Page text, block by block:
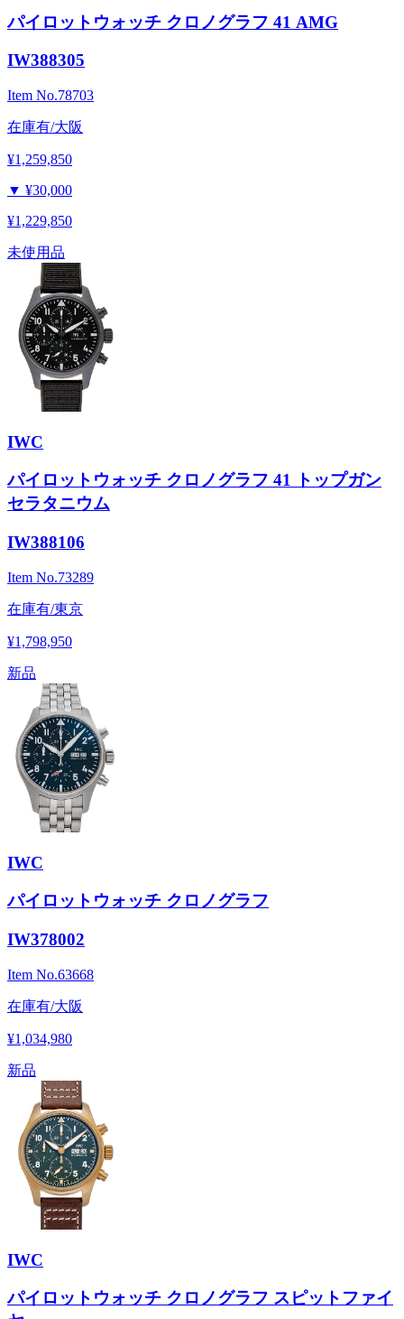
パイロットウォッチ クロノグラフ 41 AMG
IW388305
Item No.78703
在庫有/大阪
¥1,259,850
▼ ¥30,000
¥1,229,850
未使用品
IWC
パイロットウォッチ クロノグラフ 41 トップガン
セラタニウム
IW388106
Item No.73289
在庫有/東京
¥1,798,950
新品
IWC
パイロットウォッチ クロノグラフ
IW378002
Item No.63668
在庫有/大阪
¥1,034,980
新品
IWC
パイロットウォッチ クロノグラフ スピットファイ